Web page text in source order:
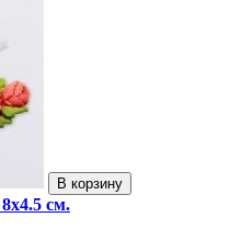
В корзину
см.